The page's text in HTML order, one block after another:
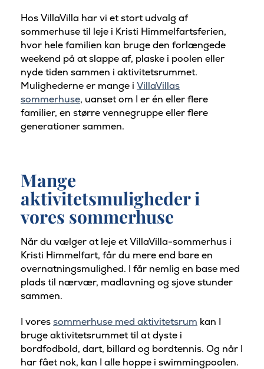
Hos VillaVilla har vi et stort udvalg af
sommerhuse til leje i Kristi Himmelfartsferien,
hvor hele familien kan bruge den forlængede
weekend på at slappe af, plaske i poolen eller
nyde tiden sammen i aktivitetsrummet.
Mulighederne er mange i VillaVillas
sommerhuse, uanset om I er én eller flere
familier, en større vennegruppe eller flere
generationer sammen.
Mange
aktivitetsmuligheder i
vores sommerhuse
Når du vælger at leje et VillaVilla-sommerhus i
Kristi Himmelfart, får du mere end bare en
overnatningsmulighed. I får nemlig en base med
plads til nærvær, madlavning og sjove stunder
sammen.
I voressommerhuse med aktivitetsrum kan I
bruge aktivitetsrummet til at dyste i
bordfodbold, dart, billard og bordtennis. Og når I
har fået nok, kan I alle hoppe i swimmingpoolen.